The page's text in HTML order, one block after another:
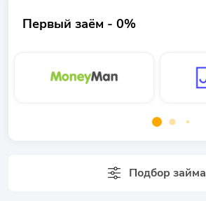
Первый заём - 0%
Подбор займа